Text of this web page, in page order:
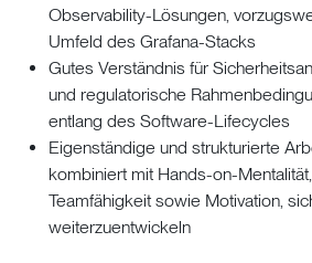
Observability-Lösungen,
Umfeld des Grafana-Stacks
Gutes Verständnis für
und regulatorische
entlang des Software-Lifecycles
Eigenständige und strukturierte
kombiniert mit Hands-on-Mentalität,
Teamfähigkeit sowie Motivation,
weiterzuentwickeln